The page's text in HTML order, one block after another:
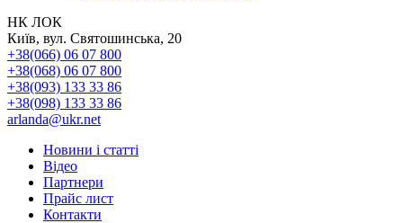
НК ЛОК
Київ, вул. Святошинська, 20
+38(066) 06 07 800
+38(068) 06 07 800
+38(093) 133 33 86
+38(098) 133 33 86
arlanda@ukr.net
Новини і статті
Відео
Партнери
Прайс лист
Контакти